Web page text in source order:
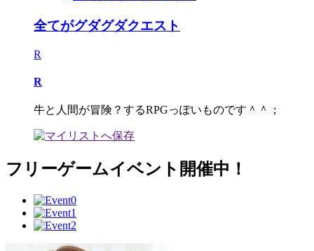
全てがグダグダクエスト
R
R
牛と人間が冒険？するRPGっぽいものです＾＾；
フリーゲームイベント開催中！